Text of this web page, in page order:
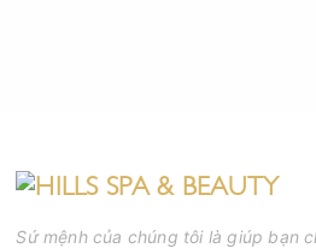
Sứ mệnh của chúng tôi là giúp bạn